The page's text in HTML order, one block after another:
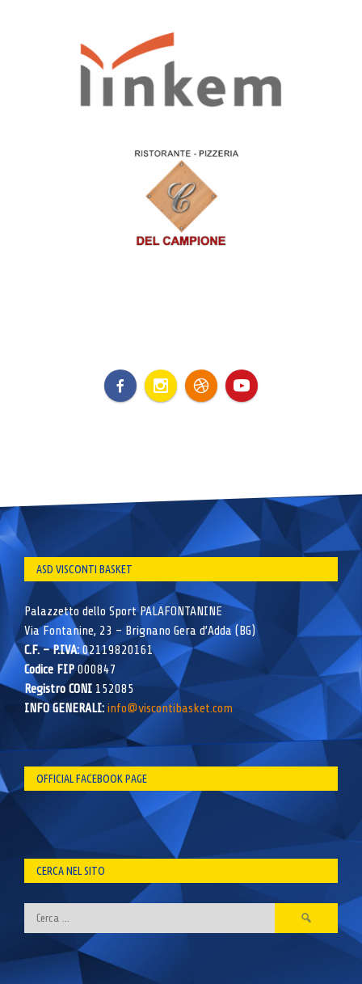
ASD VISCONTI BASKET
Palazzetto dello Sport PALAFONTANINE
Via Fontanine, 23 – Brignano Gera d’Adda (BG)
C.F. – P.IVA:02119820161
Codice FIP000847
Registro CONI 152085
INFO GENERALI: info@viscontibasket.com
OFFICIAL FACEBOOK PAGE
CERCA NEL SITO
Ricerca
per: